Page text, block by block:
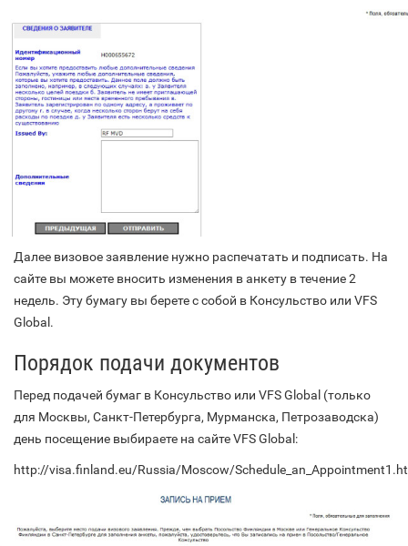
Далее визовое заявление нужно распечатать и подписать. На
сайте вы можете вносить изменения в анкету в течение 2
недель. Эту бумагу вы берете с собой в Консульство или VFS
Global.
Порядок подачи документов
Перед подачей бумаг в Консульство или VFS Global (только
для Москвы, Санкт-Петербурга, Мурманска, Петрозаводска)
день посещение выбираете на сайте VFS Global:
http://visa.finland.eu/Russia/Moscow/